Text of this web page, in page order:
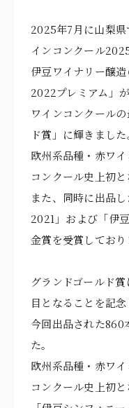
CUISINE
ACCESSアク
NEWS
STAFF
プライバシーポ
サイトマップ
2025年7月に山梨
インコンクール
伊豆ワイナリー醸
2022プレミアム」
ワインコンクール
ド賞」に輝きました
欧州系品種・赤ワ
コンクール史上初と
また、同時に出品
2021」および「伊
金賞を受賞しており
グランドゴールド
目となることを記
今回出品された860
た。
欧州系品種・赤ワ
コンクール史上初と